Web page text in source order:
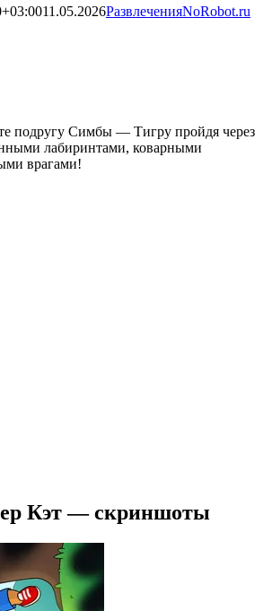
11.05.2026РазвлеченияNoRobot.ru
подругу Симбы — Тигру пройдя через
лабиринтами, коварными
врагами!
Кэт — скриншоты